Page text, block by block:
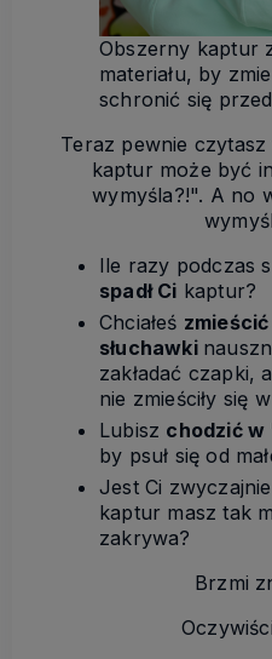
Obszerny kaptur
materiału, by
schronić się
Teraz pewnie
kaptur może być
wymyśla?!". A no
Ile razy podczas
spadł Ci kaptur?
Chciałeś zmieścić
słuchawki
zakładać czapki,
nie zmieściły się
Lubisz chodzić
by psuł się od
Jest Ci
kaptur masz tak
zakrywa?
Brzmi